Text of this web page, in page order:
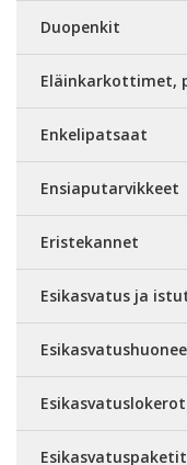
Duopenkit
Eläinkarkottimet,
Enkelipatsaat
Ensiaputarvikkeet
Eristekannet
Esikasvatus ja
Esikasvatuslokerot
Esikasvatuspaketit